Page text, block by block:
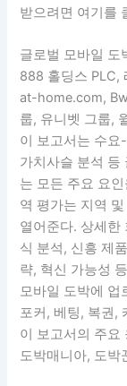
받으려면 여기를
글로벌 모바일 도
888 홀딩스 PLC,
at-home.com,
룹, 유니벳 그룹,
이 보고서는 수요
가치사슬 분석 등
는 모든 주요 요
역 평가는 지역
열어준다. 상세한
식 분석, 신흥 제
략, 혁신 가능성
모바일 도박에 업
포커, 베팅, 복권,
이 보고서의 주요
도박매니아, 도박